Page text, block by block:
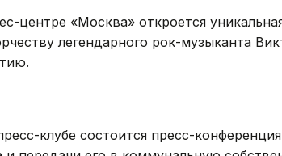
центре «Москва» откроется
легендарного рок-музыканта
клубе состоится пресс-